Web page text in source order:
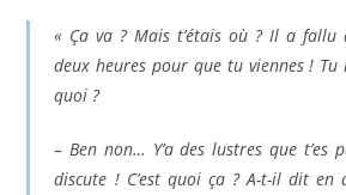
« Ça va ? Mais t’étais où ? Il a fallu
deux heures pour que tu viennes ! Tu
quoi ?
– Ben non… Y’a des lustres que t’es
discute ! C’est quoi ça ? A-t-il dit en